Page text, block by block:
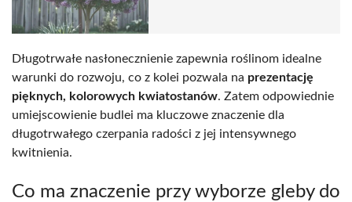
Długotrwałe nasłonecznienie zapewnia roślinom idealne
warunki do rozwoju, co z kolei pozwala na prezentację
pięknych, kolorowych kwiatostanów. Zatem odpowiednie
umiejscowienie budlei ma kluczowe znaczenie dla
długotrwałego czerpania radości z jej intensywnego
kwitnienia.
Co ma znaczenie przy wyborze gleby do